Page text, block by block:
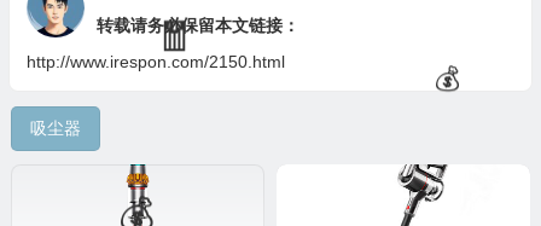
转载请务必保留本文链接：
http://www.irespon.com/2150.html
吸尘器